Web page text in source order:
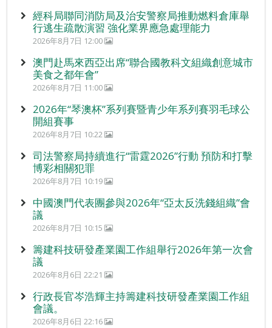
經科局聯同消防局及治安警察局推動燃料倉庫舉
行逃生疏散演習 強化業界應急處理能力
2026年8月7日 12:00
澳門赴馬來西亞出席“聯合國教科文組織創意城市
美食之都年會”
2026年8月7日 11:00
2026年“琴澳杯”系列賽暨青少年系列賽羽毛球公
開組賽事
2026年8月7日 10:22
司法警察局持續進行“雷霆2026”行動 預防和打擊
博彩相關犯罪
2026年8月7日 10:19
中國澳門代表團參與2026年“亞太反洗錢組織”會
議
2026年8月7日 10:15
籌建科技研發產業園工作組舉行2026年第一次會
議
2026年8月6日 22:21
行政長官岑浩輝主持籌建科技研發產業園工作組
會議。
2026年8月6日 22:16